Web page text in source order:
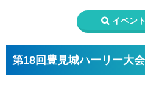
イベン
第18回豊見城ハーリー大会